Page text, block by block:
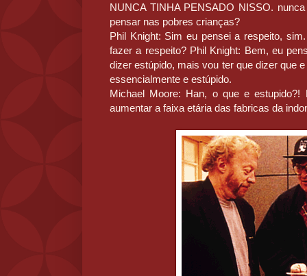
NUNCA TINHA PENSADO NISSO.
pensar nas pobres crianças?
Phil Knight: Sim eu pensei a respeito,
fazer a respeito? Phil Knight: Bem, eu
dizer estúpido, mais vou ter que dizer que
essencialmente e estúpido.
Michael Moore: Han, o que e estupido?!
aumentar a faixa etária das fabricas da